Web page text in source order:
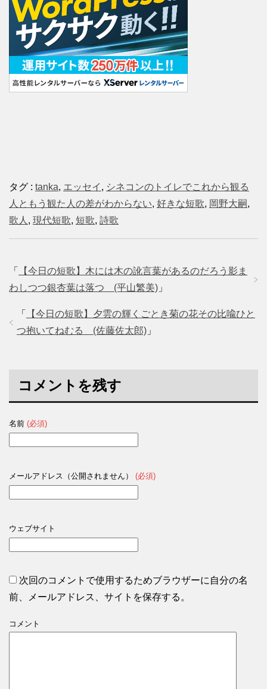
タグ : tanka, エッセイ , シネコンのトイレでこれから観る
人ともう観た人の差がわからない, 好きな短歌, 岡野大嗣 ,
歌人 , 現代短歌, 短歌, 詩歌
「
【今日の短歌】木には木の訛言葉があるのだろう影ま
わしつつ銀杏葉は落つ (平山繁美) 」
「
【今日の短歌】夕雲の輝くごとき菊の花その比喩ひと
つ抱いてねむる (佐藤佐太郎) 」
コメントを残す
名前 (必須)
メールアドレス（公開されません） (必須)
ウェブサイト
次回のコメントで使用するためブラウザーに自分の名
前、メールアドレス、サイトを保存する。
コメント